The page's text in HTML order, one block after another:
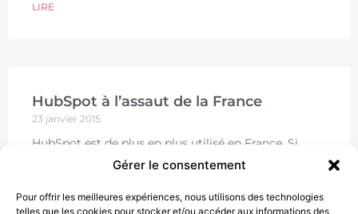
Gérer le consentement
Pour offrir les meilleures expériences, nous utilisons des technologies
telles que les cookies pour stocker et/ou accéder aux informations des
LIRE
HubSpot à l’assaut de la France
23 janvier 2015
HubSpot est de plus en plus utilisé en France. Si
vous recherchez une solution de marketing
vous avez certainement déjà dû entendre